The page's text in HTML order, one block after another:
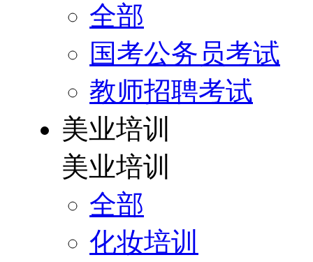
全部
国考公务员考试
教师招聘考试
美业培训
美业培训
全部
化妆培训